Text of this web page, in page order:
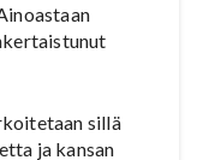
sillä
ja kansan